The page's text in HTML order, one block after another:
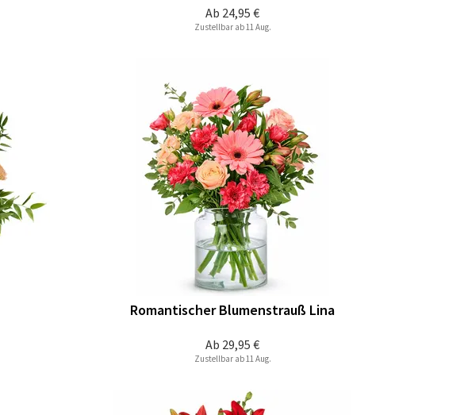
Ab 24,95 €
Zustellbar ab 11 Aug.
Ab 29,95 €
Romantischer Blumenstrauß Lina
Zustellbar ab 11 Aug.